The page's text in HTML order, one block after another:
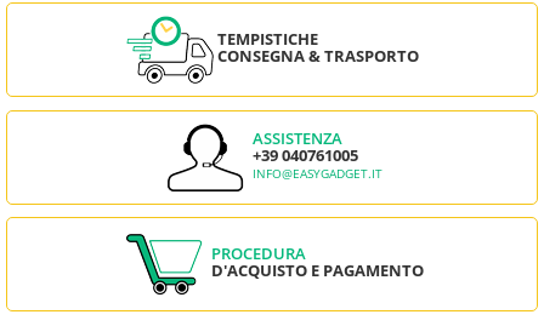
TEMPISTICHE
CONSEGNA & TRASPORTO
ASSISTENZA
+39 040761005
INFO@EASYGADGET.IT
PROCEDURA
D'ACQUISTO E PAGAMENTO